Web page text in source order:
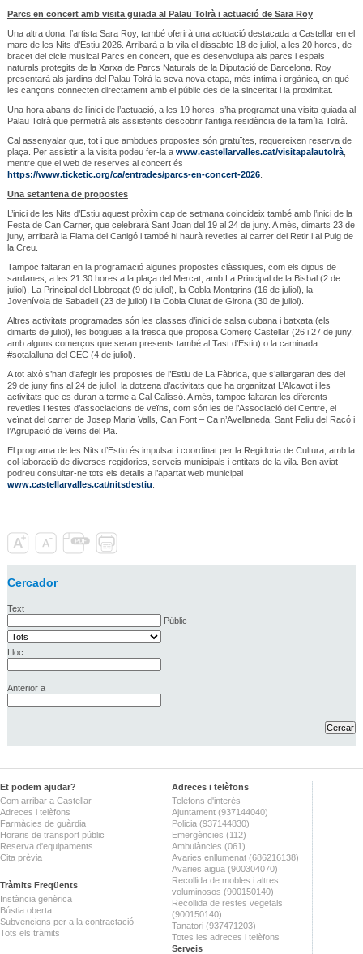
Parcs en concert amb visita guiada al Palau Tolrà i actuació de Sara Roy
Una altra dona, l’artista Sara Roy, també oferirà una actuació destacada a Castellar en el
marc de les Nits d’Estiu 2026. Arribarà a la vila el dissabte 18 de juliol, a les 20 hores, de
bracet del cicle musical Parcs en concert, que es desenvolupa als parcs i espais
naturals protegits de la Xarxa de Parcs Naturals de la Diputació de Barcelona. Roy
presentarà als jardins del Palau Tolrà la seva nova etapa, més íntima i orgànica, en què
les cançons connecten directament amb el públic des de la sinceritat i la proximitat.
Una hora abans de l’inici de l’actuació, a les 19 hores, s’ha programat una visita guiada al
Palau Tolrà que permetrà als assistents descobrir l’antiga residència de la família Tolrà.
Cal assenyalar que, tot i que ambdues propostes són gratuïtes, requereixen reserva de
plaça. Per assistir a la visita podeu fer-la a www.castellarvalles.cat/visitapalautolrà,
mentre que el web de reserves al concert és
https://www.ticketic.org/ca/entrades/parcs-en-concert-2026.
Una setantena de propostes
L’inici de les Nits d’Estiu aquest pròxim cap de setmana coincideix també amb l’inici de la
Festa de Can Carner, que celebrarà Sant Joan del 19 al 24 de juny. A més, dimarts 23 de
juny, arribarà la Flama del Canigó i també hi haurà revetlles al carrer del Retir i al Puig de
la Creu.
Tampoc faltaran en la programació algunes propostes clàssiques, com els dijous de
sardanes, a les 21.30 hores a la plaça del Mercat, amb La Principal de la Bisbal (2 de
juliol), La Principal del Llobregat (9 de juliol), la Cobla Montgrins (16 de juliol), la
Jovenívola de Sabadell (23 de juliol) i la Cobla Ciutat de Girona (30 de juliol).
Altres activitats programades són les classes d’inici de salsa cubana i batxata (els
dimarts de juliol), les botigues a la fresca que proposa Comerç Castellar (26 i 27 de juny,
amb alguns comerços que seran presents també al Tast d’Estiu) o la caminada
#sotalalluna del CEC (4 de juliol).
A tot això s’han d’afegir les propostes de l’Estiu de La Fàbrica, que s’allargaran des del
29 de juny fins al 24 de juliol, la dotzena d’activitats que ha organitzat L’Alcavot i les
activitats que es duran a terme a Cal Calissó. A més, tampoc faltaran les diferents
revetlles i festes d’associacions de veïns, com són les de l’Associació del Centre, el
veïnat del carrer de Josep Maria Valls, Can Font – Ca n’Avellaneda, Sant Feliu del Racó i
l’Agrupació de Veïns del Pla.
El programa de les Nits d’Estiu és impulsat i coordinat per la Regidoria de Cultura, amb la
col·laboració de diverses regidories, serveis municipals i entitats de la vila. Ben aviat
podreu consultar-ne tots els detalls a l’apartat web municipal
www.castellarvalles.cat/nitsdestiu
Cercador
Text
Públic
Lloc
Anterior a
Et podem ajudar?
Com arribar a Castellar
Adreces i telèfons
Farmàcies de guàrdia
Horaris de transport públic
Reserva d'equipaments
Cita prèvia
Tràmits Freqüents
Instància genèrica
Bústia oberta
Subvencions per a la contractació
Tots els tràmits
Adreces i telèfons
Telèfons d'interès
Ajuntament (937144040)
Policia (937144830)
Emergències (112)
Ambulàncies (061)
Avaries enllumenat (686216138)
Avaries aigua (900304070)
Recollida de mobles i altres
voluminosos (900150140)
Recollida de restes vegetals
(900150140)
Tanatori (937471203)
Totes les adreces i telèfons
Serveis